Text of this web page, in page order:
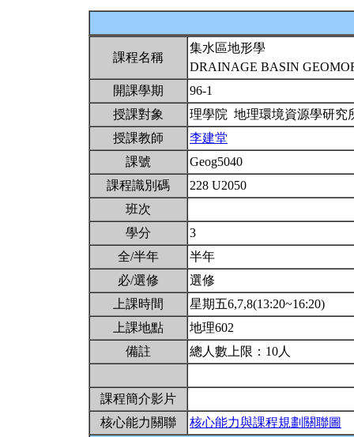
課程名稱
集水區地形學
DRAINAGE BASIN
開課學期
96-1
授課對象
理學院 地理環境資源學研
授課教師
李建堂
課號
Geog5040
課程識別碼
228 U2050
班次
學分
3
全/半年
半年
必/選修
選修
上課時間
星期五6,7,8(13:20~16:20)
上課地點
地理602
備註
總人數上限：10人
課程簡介影片
核心能力關聯
核心能力與課程規劃關聯圖